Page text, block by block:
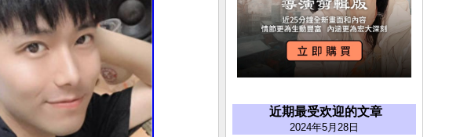
近期最受欢迎的文章
2024年5月28日